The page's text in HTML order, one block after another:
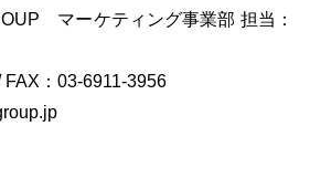
マーケティング事業部 担当：
：03-6911-3956